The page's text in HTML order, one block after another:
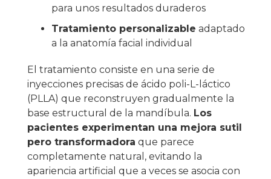
para unos resultados duraderos
Tratamiento personalizable adaptado
a la anatomía facial individual
El tratamiento consiste en una serie de
inyecciones precisas de ácido poli-L-láctico
(PLLA) que reconstruyen gradualmente la
base estructural de la mandíbula. Los
pacientes experimentan una mejora sutil
pero transformadora que parece
completamente natural, evitando la
apariencia artificial que a veces se asocia con